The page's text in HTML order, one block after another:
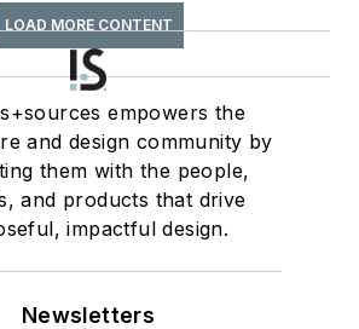
LOAD MORE CONTENT
empowers the
and design community by
them with the people,
and products that drive
impactful design.
Newsletters